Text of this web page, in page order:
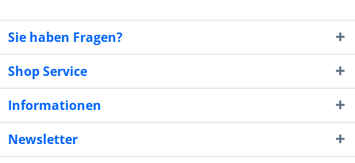
Sie haben Fragen?
Shop Service
Informationen
Newsletter